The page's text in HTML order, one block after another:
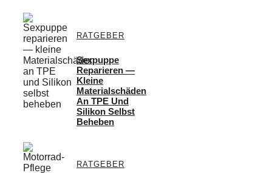
RATGEBER
Sexpuppe
Reparieren —
Kleine
Materialschäden
An TPE Und
Silikon Selbst
Beheben
RATGEBER